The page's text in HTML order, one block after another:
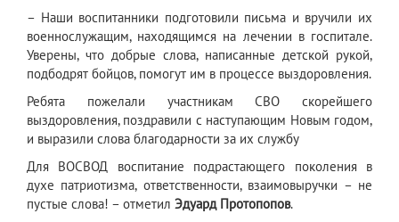
– Наши воспитанники подготовили письма и вручили их
военнослужащим, находящимся на лечении в госпитале.
Уверены, что добрые слова, написанные детской рукой,
подбодрят бойцов, помогут им в процессе выздоровления.
Ребята пожелали участникам СВО скорейшего
выздоровления, поздравили с наступающим Новым годом,
и выразили слова благодарности за их службу
Для ВОСВОД воспитание подрастающего поколения в
духе патриотизма, ответственности, взаимовыручки – не
пустые слова! – отметил Эдуард Протопопов.